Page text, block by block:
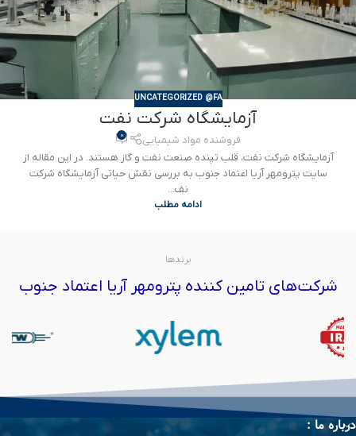
UNCATEGORIZED @FA
آزمایشگاه شرکت نفت
فروشنده مواد شیمیایی 0
آزمایشگاه‌ شرکت نفت، قلب تپنده صنعت نفت و گاز هستند. در این مقاله از
سایت پترومهر آریا اعتماد جنوب به بررسی نقش حیاتی آزمایشگاه شرکت
نف...
ادامه مطلب
برندها
شرکت‌های تامین کننده پترومهر آریا اعتماد جنوب
درباره ما :